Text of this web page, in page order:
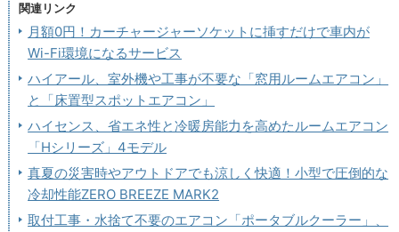
関連リンク
月額0円！カーチャージャーソケットに挿すだけで車内が
Wi-Fi環境になるサービス
ハイアール、室外機や工事が不要な「窓用ルームエアコン」
と「床置型スポットエアコン」
ハイセンス、省エネ性と冷暖房能力を高めたルームエアコン
「Hシリーズ」4モデル
真夏の災害時やアウトドアでも涼しく快適！小型で圧倒的な
冷却性能ZERO BREEZE MARK2
取付工事・水捨て不要のエアコン「ポータブルクーラー」、